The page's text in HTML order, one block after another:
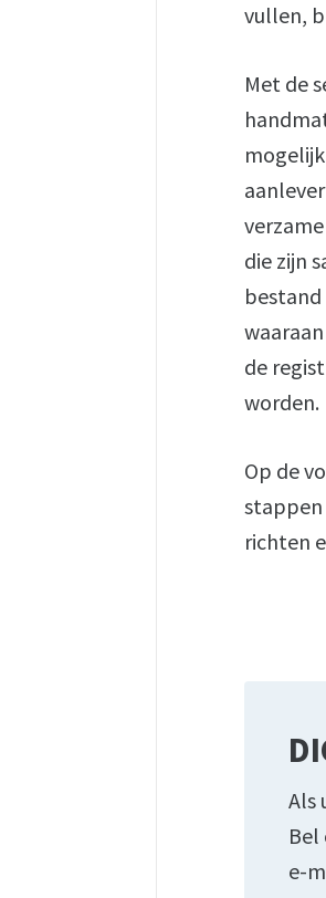
vullen,
Met de
die zijn
de
worden.
Op de
richten
Als
e-